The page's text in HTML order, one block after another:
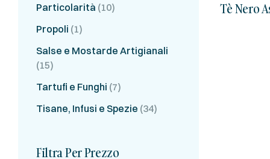
Tè Nero
Particolarità (10)
Propoli (1)
Salse e Mostarde Artigianali
(15)
Tartufi e Funghi (7)
Tisane, Infusi e Spezie (34)
Filtra Per Prezzo